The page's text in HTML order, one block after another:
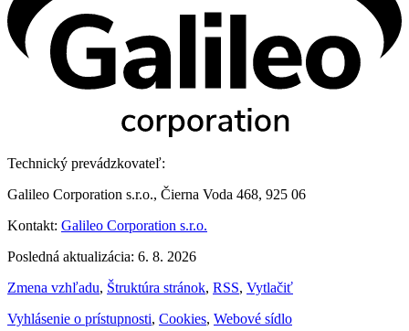
Technický prevádzkovateľ:
Galileo Corporation s.r.o., Čierna Voda 468, 925 06
Kontakt: Galileo Corporation s.r.o.
Posledná aktualizácia: 6. 8. 2026
Zmena vzhľadu, Štruktúra stránok, RSS, Vytlačiť
Vyhlásenie o prístupnosti, Cookies, Webové sídlo